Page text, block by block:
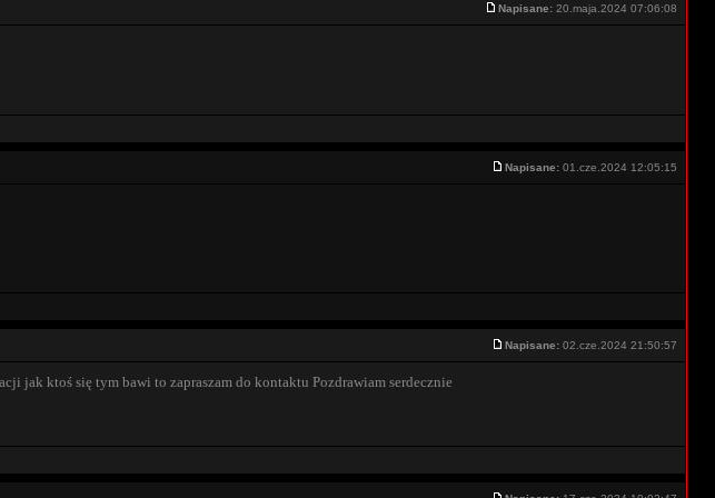
Napisane: 20.maja.2024 07:06:08
Napisane: 01.cze.2024 12:05:15
Napisane: 02.cze.2024 21:50:57
jak ktoś się tym bawi to zapraszam do kontaktu Pozdrawiam serdecznie